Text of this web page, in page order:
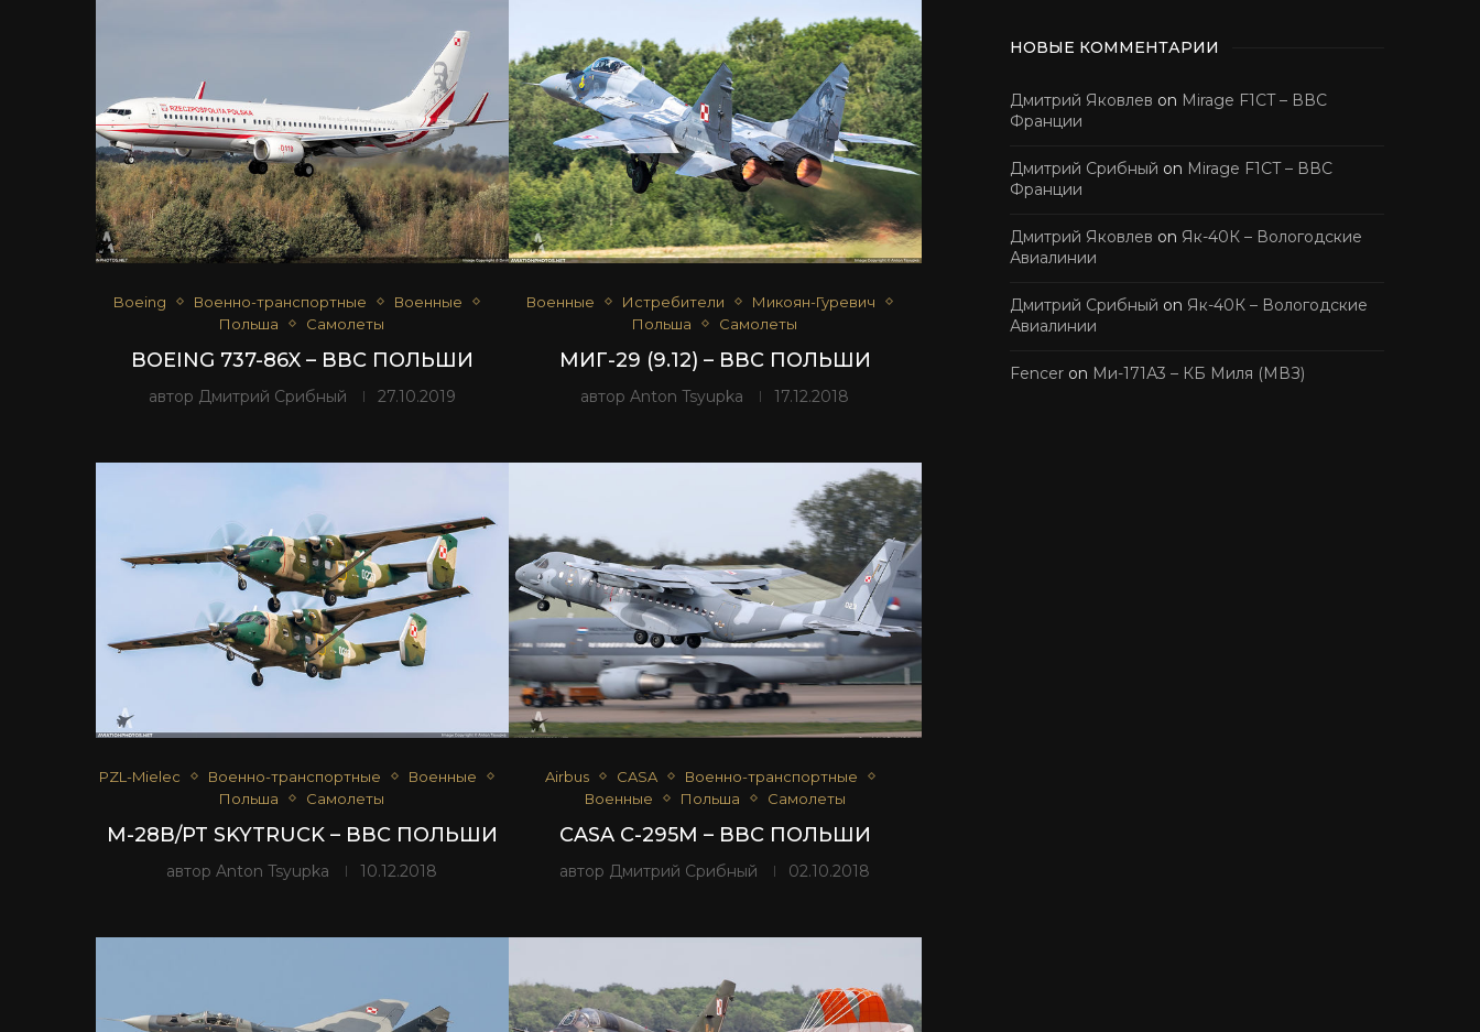
Boeing Военно-транспортные
Военные
Польша
Самолеты
BOEING 737-86X – ВВС ПОЛЬШИ
автор Дмитрий Срибный 27.10.2019
Военные Истребители
Микоян-Гуревич
Польша
Самолеты
МИГ-29 (9.12) – ВВС ПОЛЬШИ
авторAnton Tsyupka 17.12.2018
PZL-Mielec Военно-транспортные
Военные
Польша
Самолеты
M-28B/PT SKYTRUCK – ВВС ПОЛЬШИ
авторAnton Tsyupka 10.12.2018
Airbus CASA
Военно-транспортные
Военные
Польша Самолеты
CASA C-295M – ВВС ПОЛЬШИ
автор Дмитрий Срибный 02.10.2018
НОВЫЕ КОММЕНТАРИИ
Дмитрий Яковлев on Mirage F1CT – ВВС
Франции
Дмитрий Срибный on Mirage F1CT – ВВС
Франции
Дмитрий Яковлев on Як-40К – Вологодские
Авиалинии
Дмитрий Срибный on Як-40К – Вологодские
Авиалинии
Fencer on Ми-171А3 – КБ Миля (МВЗ)